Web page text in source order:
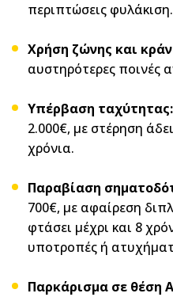
περιπτώσεις φυλάκιση.
Χρήση ζώνης και
αυστηρότερες ποινές
Υπέρβαση ταχύτητας:
2.000€, με στέρηση
χρόνια.
Παραβίαση
700€, με αφαίρεση
φτάσει μέχρι και 8
υποτροπές ή
Παρκάρισμα σε θέση